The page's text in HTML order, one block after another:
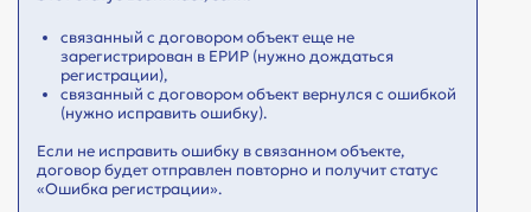
связанный с договором объект еще не
зарегистрирован в ЕРИР (нужно дождаться
регистрации),
связанный с договором объект вернулся с ошибкой
(нужно исправить ошибку).
Если не исправить ошибку в связанном объекте,
договор будет отправлен повторно и получит статус
«Ошибка регистрации».